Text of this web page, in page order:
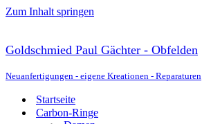
Zum Inhalt springen
Goldschmied Paul Gächter - Obfelden
Neuanfertigungen - eigene Kreationen - Reparaturen
Startseite
Carbon-Ringe